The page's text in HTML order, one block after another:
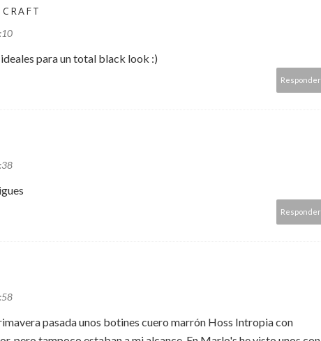
para un total black look :)
Responder
Responder
pasada unos botines cuero marrón Hoss Intropia con